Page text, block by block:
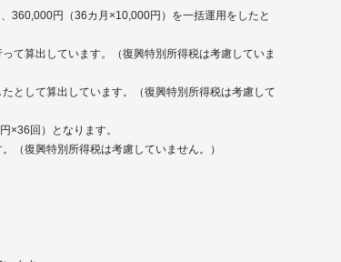
360,000円（36カ月×10,000円）を一括運用をしたと
て算出しています。（復興特別所得税は考慮していま
として算出しています。（復興特別所得税は考慮して
×36回）となります。
（復興特別所得税は考慮していません。）